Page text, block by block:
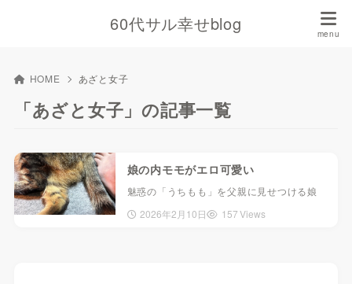
60代サル幸せblog
HOME あざと女子
「あざと女子」の記事一覧
娘の内モモがエロ可愛い
魅惑の「うちもも」を父親に見せつける娘
2026年2月10日
157 Views